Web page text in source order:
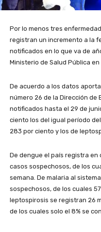
Por lo menos tres
registran un incremento a la
notificados en lo que va de
Ministerio de Salud Pública
De acuerdo a los datos
número 26 de la Dirección de
notificados hasta el 29 de
ciento los del igual período
283 por ciento y los de
De dengue el país registra en
casos sospechosos, de los
semana. De malaria al
sospechosos, de los cuales
leptospirosis se registran 26
de los cuales solo el 8% se